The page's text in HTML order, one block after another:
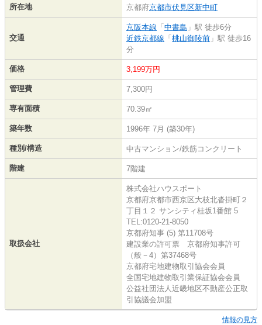
所在地 京都府京都市伏見区新中町
交通
京阪本線 「 中書島 」駅 徒歩6分
近鉄京都線 「 桃山御陵前 」駅 徒歩16
分
価格 3,199万円
管理費 7,300円
専有面積 70.39㎡
築年数 1996年 7月 (築30年)
種別/構造 中古マンション/鉄筋コンクリート
階建 7階建
取扱会社
株式会社ハウスポート
京都府京都市西京区大枝北沓掛町２
丁目１２ サンシティ桂坂1番館 5
TEL:0120-21-8050
京都府知事 (5) 第11708号
建設業の許可票 京都府知事許可
（般－4）第37468号
京都府宅地建物取引協会会員
全国宅地建物取引業保証協会会員
公益社団法人近畿地区不動産公正取
引協議会加盟
情報の見方